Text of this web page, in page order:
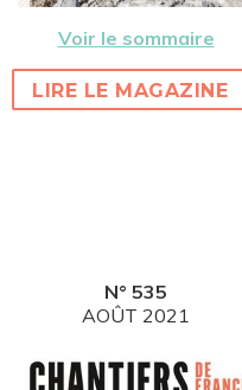
Voir le sommaire
LIRE LE MAGAZINE
N° 535
AOÛT 2021